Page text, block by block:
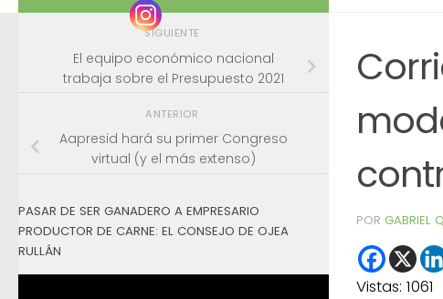
POR GABRIEL
Vistas: 1061
SIGUIENTE
El equipo económico nacional
trabaja sobre el Presupuesto 2021
ANTERIOR
Aapresid hará su primer Congreso
virtual (y el más extenso)
PASAR DE SER GANADERO A EMPRESARIO
PRODUCTOR DE CARNE: EL CONSEJO DE OJEA
RULLÁN